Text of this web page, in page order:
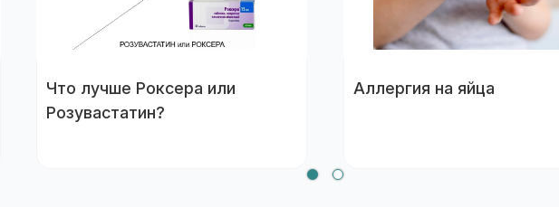
Что лучше Роксера или
Розувастатин?
Аллергия на яйца